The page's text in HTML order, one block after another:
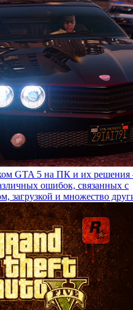
GTA 5 на ПК и их
ошибок, связанных с
загрузкой и множество